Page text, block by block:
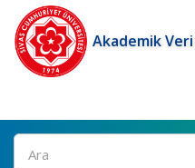
Akademik
Ara